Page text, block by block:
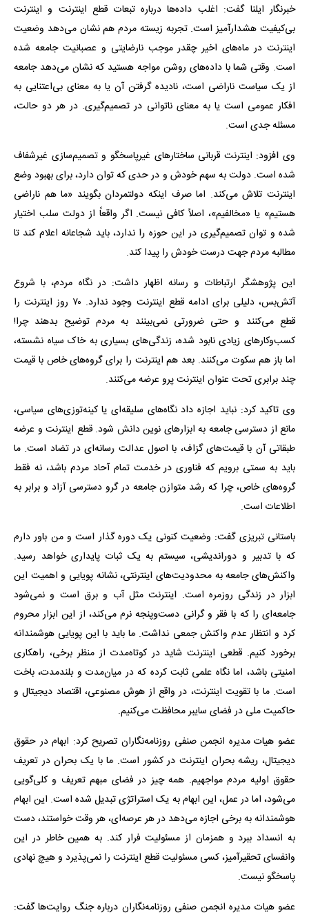
خبرنگار ایلنا گفت: اغلب داده‌ها درباره تبعات قطع اینترنت و اینترنت
بی‌کیفیت هشدارآمیز است. تجربه زیسته مردم هم نشان می‌دهد وضعیت
اینترنت در ماه‌های اخیر چقدر موجب نارضایتی و عصبانیت جامعه شده
است. وقتی شما با داده‌های روشن مواجه هستید که نشان می‌دهد جامعه
از یک سیاست ناراضی است، نادیده گرفتن آن یا به معنای بی‌اعتنایی به
افکار عمومی است یا به معنای ناتوانی در تصمیم‌گیری. در هر دو حالت،
مسئله جدی است.
وی افزود: اینترنت قربانی ساختارهای غیرپاسخگو و تصمیم‌سازی غیرشفاف
شده است. دولت به سهم خودش و در حدی که توان دارد، برای بهبود وضع
اینترنت تلاش می‌کند. اما صرف اینکه دولتمردان بگویند «ما هم ناراضی
هستیم» یا «مخالفیم»، اصلاً کافی نیست. اگر واقعاً از دولت سلب اختیار
شده و توان تصمیم‌گیری در این حوزه را ندارد، باید شجاعانه اعلام کند تا
مطالبه مردم جهت درست خودش را پیدا کند.
این پژوهشگر ارتباطات و رسانه اظهار داشت: در نگاه مردم، با شروع
آتش‌بس، دلیلی برای ادامه قطع اینترنت وجود ندارد. ۷۰ روز اینترنت را
قطع می‌کنند و حتی ضرورتی نمی‌بینند به مردم توضیح بدهند چرا!
کسب‌وکارهای زیادی نابود شده، زندگی‌های بسیاری به خاک سیاه نشسته،
اما باز هم سکوت می‌کنند. بعد هم اینترنت را برای گروه‌های خاص با قیمت
چند برابری تحت عنوان اینترنت پرو عرضه می‌کنند.
وی تاکید کرد: نباید اجازه داد نگاه‌های سلیقه‌ای یا کینه‌توزی‌های سیاسی،
مانع از دسترسی جامعه به ابزارهای نوین دانش شود. قطع اینترنت و عرضه
طبقاتی آن با قیمت‌های گزاف، با اصول عدالت رسانه‌ای در تضاد است. ما
باید به سمتی برویم که فناوری در خدمت تمام آحاد مردم باشد، نه فقط
گروه‌های خاص، چرا که رشد متوازن جامعه در گرو دسترسی آزاد و برابر به
اطلاعات است.
باستانی تبریزی گفت: وضعیت کنونی یک دوره گذار است و من باور دارم
که با تدبیر و دوراندیشی، سیستم به یک ثبات پایداری خواهد رسید.
واکنش‌های جامعه به محدودیت‌های اینترنتی، نشانه پویایی و اهمیت این
ابزار در زندگی روزمره است. اینترنت مثل آب و برق است و نمی‌شود
جامعه‌ای را که با فقر و گرانی دست‌وپنجه نرم می‌کند، از این ابزار محروم
کرد و انتظار عدم واکنش جمعی نداشت. ما باید با این پویایی هوشمندانه
برخورد کنیم. قطعی اینترنت شاید در کوتاه‌مدت از منظر برخی، راهکاری
امنیتی باشد، اما نگاه علمی ثابت کرده که در میان‌مدت و بلندمدت، باخت
است. ما با تقویت اینترنت، در واقع از هوش مصنوعی، اقتصاد دیجیتال و
حاکمیت ملی در فضای سایبر محافظت می‌کنیم.
عضو هیات مدیره انجمن صنفی روزنامه‌نگاران تصریح کرد: ابهام در حقوق
دیجیتال، ریشه بحران اینترنت در کشور است. ما با یک بحران در تعریف
حقوق اولیه مردم مواجهیم. همه چیز در فضای مبهم تعریف و کلی‌گویی
می‌شود، اما در عمل، این ابهام به یک استراتژی تبدیل شده است. این ابهام
هوشمندانه به برخی اجازه می‌دهد در هر عرصه‌ای، هر وقت خواستند، دست
به انسداد ببرد و همزمان از مسئولیت فرار کند. به همین خاطر در این
وانفسای تحقیرآمیز، کسی مسئولیت قطع اینترنت را نمی‌پذیرد و هیچ نهادی
پاسخگو نیست.
عضو هیات مدیره انجمن صنفی روزنامه‌نگاران درباره جنگ روایت‌ها گفت: